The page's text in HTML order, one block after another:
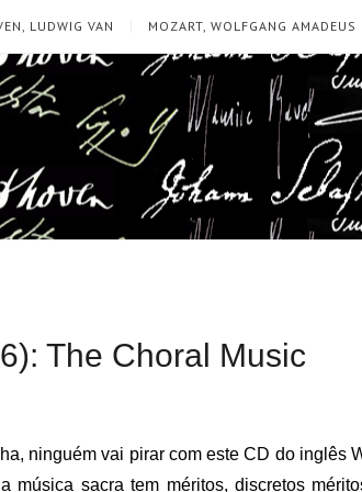
LUDWIG VAN MOZART, WOLFGANG AMADEUS
The Choral Music
ninguém vai pirar com este CD do inglês
música sacra tem méritos, discretos